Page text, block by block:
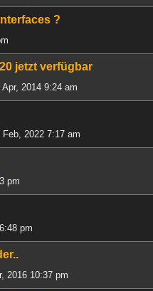
?
jetzt verfügbar
2014 9:24 am
Feb, 2022 7:17 am
pm
pm
2016 10:37 pm